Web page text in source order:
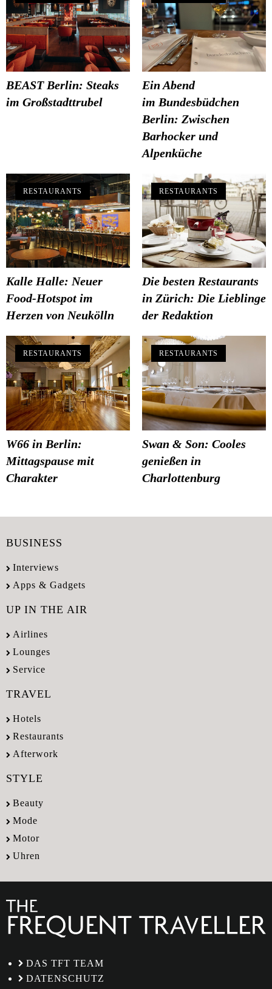
BEAST Berlin: Steaks
im Großstadttrubel
Ein Abend
im Bundesbüdchen
Berlin: Zwischen
Barhocker und
Alpenküche
RESTAURANTS
Kalle Halle: Neuer
Food-Hotspot im
Herzen von Neukölln
RESTAURANTS
Die besten Restaurants
in Zürich: Die Lieblinge
der Redaktion
RESTAURANTS
W66 in Berlin:
Mittagspause mit
Charakter
RESTAURANTS
Swan & Son: Cooles
genießen in
Charlottenburg
BUSINESS
Interviews
Apps & Gadgets
UP IN THE AIR
Airlines
Lounges
Service
TRAVEL
Hotels
Restaurants
Afterwork
STYLE
Beauty
Mode
Motor
Uhren
DAS TFT TEAM
DATENSCHUTZ